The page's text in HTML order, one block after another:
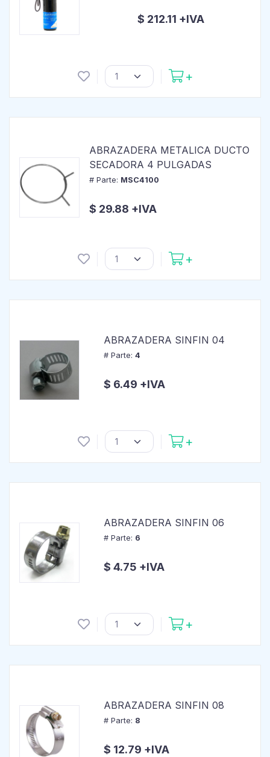
$ 212.11 +IVA
ABRAZADERA METALICA DUCTO
SECADORA 4 PULGADAS
# Parte: MSC4100
$ 29.88 +IVA
ABRAZADERA SINFIN 04
# Parte: 4
$ 6.49 +IVA
ABRAZADERA SINFIN 06
# Parte: 6
$ 4.75 +IVA
ABRAZADERA SINFIN 08
# Parte: 8
$ 12.79 +IVA